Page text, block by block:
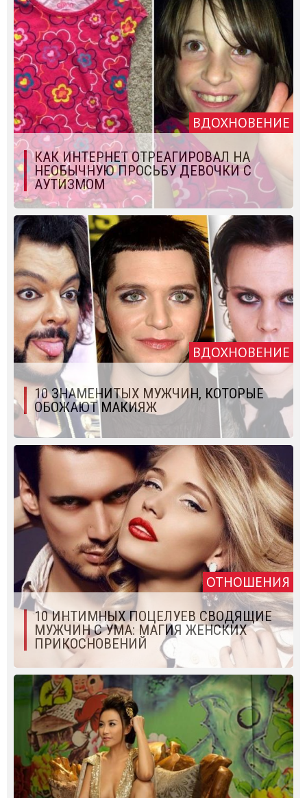
ВДОХНОВЕНИЕ
КАК ИНТЕРНЕТ ОТРЕАГИРОВАЛ НА
НЕОБЫЧНУЮ ПРОСЬБУ ДЕВОЧКИ С
АУТИЗМОМ
ВДОХНОВЕНИЕ
10 ЗНАМЕНИТЫХ МУЖЧИН, КОТОРЫЕ
ОБОЖАЮТ МАКИЯЖ
ОТНОШЕНИЯ
10 ИНТИМНЫХ ПОЦЕЛУЕВ СВОДЯЩИЕ
МУЖЧИН С УМА: МАГИЯ ЖЕНСКИХ
ПРИКОСНОВЕНИЙ